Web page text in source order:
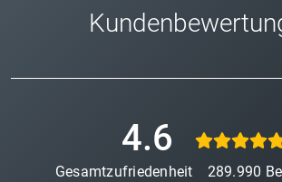
4.6
Gesamtzufriedenheit 289.990